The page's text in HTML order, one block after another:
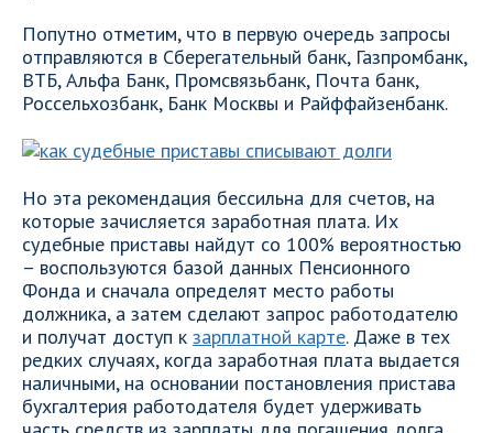
Попутно отметим, что в первую очередь запросы
отправляются в Сберегательный банк, Газпромбанк,
ВТБ, Альфа Банк, Промсвязьбанк, Почта банк,
Россельхозбанк, Банк Москвы и Райффайзенбанк.
Но эта рекомендация бессильна для счетов, на
которые зачисляется заработная плата. Их
судебные приставы найдут со 100% вероятностью
– воспользуются базой данных Пенсионного
Фонда и сначала определят место работы
должника, а затем сделают запрос работодателю
и получат доступ к зарплатной карте. Даже в тех
редких случаях, когда заработная плата выдается
наличными, на основании постановления пристава
бухгалтерия работодателя будет удерживать